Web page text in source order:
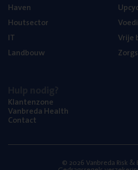
Haven
Hout­sec­tor
IT
Land­bouw
Vrije
Klan­ten­zo­ne
Van­b­re­da Health
Con­tact
© 2026 Vanbreda Risk &